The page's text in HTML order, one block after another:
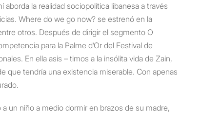
la realidad sociopolítica libanesa a través
Where do we go now? se estrenó en la
otros. Después de dirigir el segmento O
para la Palme d’Or del Festival de
En ella asis – timos a la insólita vida de Zain,
que tendría una existencia miserable. Con apenas
un niño a medio dormir en brazos de su madre,